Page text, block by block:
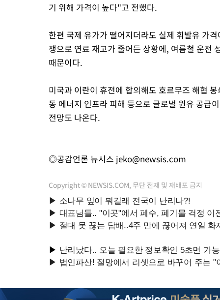
기 위해 가격이 높다"고 전했다.
한편 국제 유가가 떨어지더라도 실제 휘발유 가
쟁으로 연료 재고가 줄어든 상황에, 여름철 운전
때문이다.
미국과 이란이 휴전에 합의해도 호르무즈 해협
동 에너지 인프라 피해 등으로 글로벌 원유 공급
전망도 나온다.
◎공감언론 뉴시스 jeko@newsis.com
Copyright © NEWSIS.COM, 무단 전재 및 재배포 금지